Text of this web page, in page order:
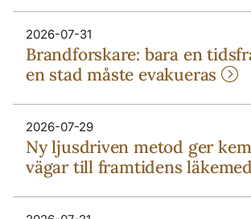
2026-07-31
Brandforskare: bara en
en stad måste evakueras
2026-07-29
Ny ljusdriven metod ger
vägar till framtidens